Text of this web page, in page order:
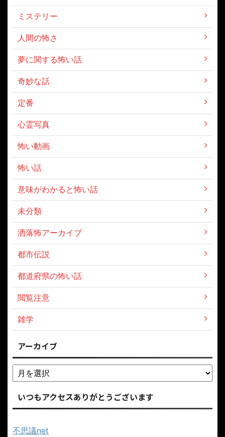
ミステリー
人間の怖さ
夢に関する怖い話
奇妙な話
定番
心霊写真
怖い動画
怖い話
意味がわかると怖い話
未分類
洒落怖アーカイブ
都市伝説
都道府県の怖い話
閲覧注意
雑学
アーカイブ
いつもアクセスありがとうございます
不思議net